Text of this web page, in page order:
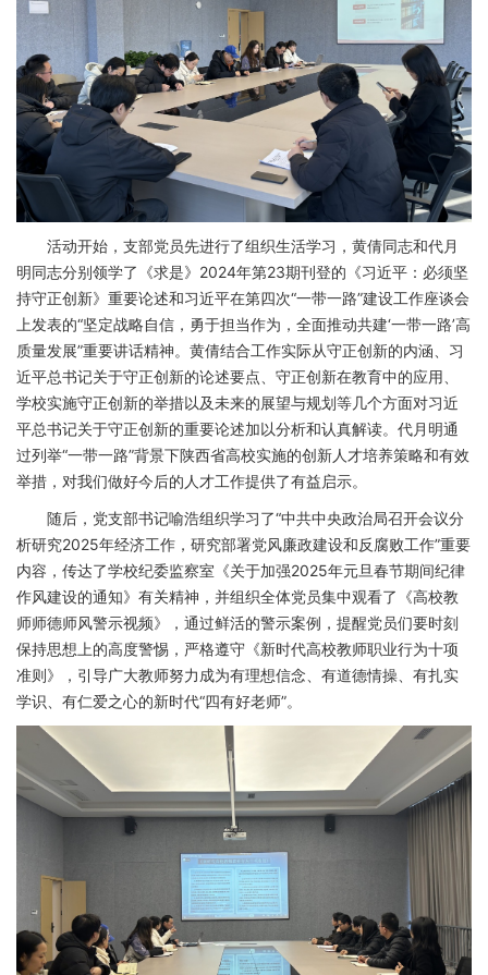
活动开始，支部党员先进行了组织生活学习，黄倩同志和代月
明同志分别领学了《求是》2024年第23期刊登的《习近平：必须坚
持守正创新》重要论述和习近平在第四次“一带一路”建设工作座谈会
上发表的“坚定战略自信，勇于担当作为，全面推动共建‘一带一路’高
质量发展”重要讲话精神。黄倩结合工作实际从守正创新的内涵、习
近平总书记关于守正创新的论述要点、守正创新在教育中的应用、
学校实施守正创新的举措以及未来的展望与规划等几个方面对习近
平总书记关于守正创新的重要论述加以分析和认真解读。代月明通
过列举“一带一路”背景下陕西省高校实施的创新人才培养策略和有效
举措，对我们做好今后的人才工作提供了有益启示。
随后，党支部书记喻浩组织学习了“中共中央政治局召开会议分
析研究2025年经济工作，研究部署党风廉政建设和反腐败工作”重要
内容，传达了学校纪委监察室《关于加强2025年元旦春节期间纪律
作风建设的通知》有关精神，并组织全体党员集中观看了《高校教
师师德师风警示视频》，通过鲜活的警示案例，提醒党员们要时刻
保持思想上的高度警惕，严格遵守《新时代高校教师职业行为十项
准则》，引导广大教师努力成为有理想信念、有道德情操、有扎实
学识、有仁爱之心的新时代“四有好老师”。